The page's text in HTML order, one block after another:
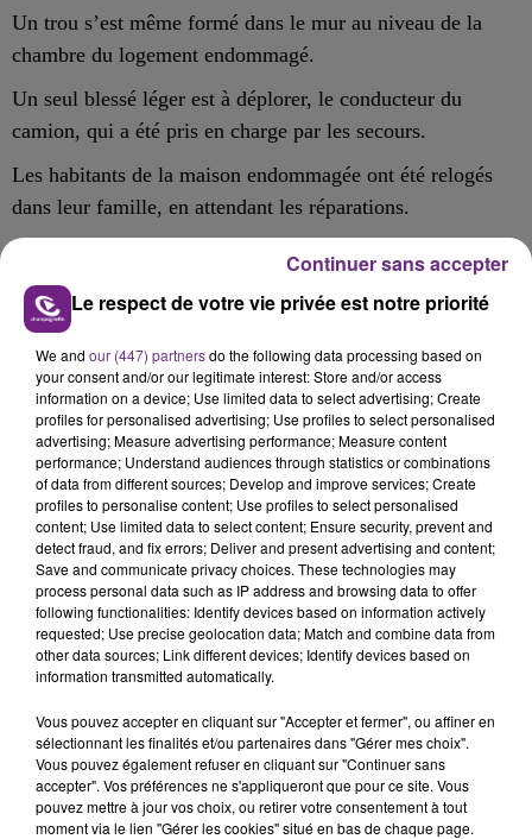
Un trou s’est même formé dans le mur au niveau de la
chambre du logement endommagé.
Un seul blessé léger est à déplorer, le conducteur du
camion, qui a été pris en charge par les secours.
Les habitants de la maison endommagée ont été relogés
dans leur famille, en attendant les réparations.
FIL D'ACTU
7 août 2026
LA CENTRALE NUCLÉAIRE DE CHOOZ
TOUJOURS À L'ARRÊT
Cela fait déjà une semaine que la centrale
nucléaire ardennaise est à l'arrêt. Une situation
justifiée par la sécheresse intense qui est toujours
présente.
Le respect de votre vie privée est notre priorité
We and our (447) partnersdo the following data processing based on
your consent and/or our legitimate interest: Store and/or access
information on a device; Use limited data to select advertising; Create
profiles for personalised advertising; Use profiles to select personalised
advertising; Measure advertising performance; Measure content
performance; Understand audiences through statistics or combinations
of data from different sources; Develop and improve services; Create
profiles to personalise content; Use profiles to select personalised
content; Use limited data to select content; Ensure security, prevent and
detect fraud, and fix errors; Deliver and present advertising and content;
Save and communicate privacy choices. These technologies may
process personal data such as IP address and browsing data to offer
following functionalities: Identify devices based on information actively
requested; Use precise geolocation data; Match and combine data from
other data sources; Link different devices; Identify devices based on
information transmitted automatically.
Vous pouvez accepter en cliquant sur "Accepter et fermer", ou affiner en
sélectionnant les finalités et/ou partenaires dans "Gérer mes choix".
Vous pouvez également refuser en cliquant sur "Continuer sans
accepter". Vos préférences ne s'appliqueront que pour ce site. Vous
pouvez mettre à jour vos choix, ou retirer votre consentement à tout
moment via le lien "Gérer les cookies" situé en bas de chaque page.
Continuer sans accepter